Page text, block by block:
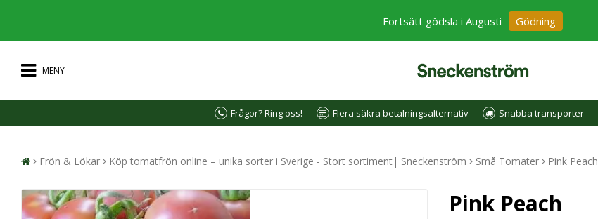
Fortsätt gödsla i Augusti Gödning
MENY
Frågor? Ring oss! Flera säkra betalningsalternativ Snabba transporter
Frön & Lökar Köp tomatfrön online – unika sorter i Sverige - Stort sortiment| Sneckenström Små Tomater Pink Peach
Pink Peach